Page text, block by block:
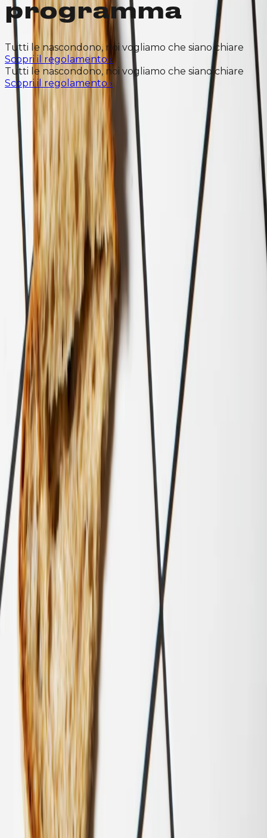
programma
Tutti le nascondono, noi vogliamo che siano chiare
Scopri il regolamento›
Tutti le nascondono, noi vogliamo che siano chiare
Scopri il regolamento ›
Inserisci la tua mail
Registrati per accedere ai vantaggi
È facilissimo ;)
Inserisci la tua mail
Inserisci la tua mail
SCOPRI LE
DOMANDE PIÙ
GETTONATE,
SENZA BISOGNO
DI PRENOTARE.
© MISCUSI SRL SOCIETÀ BENEFIT 2022 P. IVA:
IT09677510969
Privacy Policy
Cookie Policy
Gestione dei
cookie Whistleblowing
Seguici anche qua: